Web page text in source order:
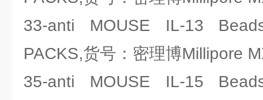
33-anti MOUSE IL-13
PACKS,货号：密理博Millipore
35-anti MOUSE IL-15